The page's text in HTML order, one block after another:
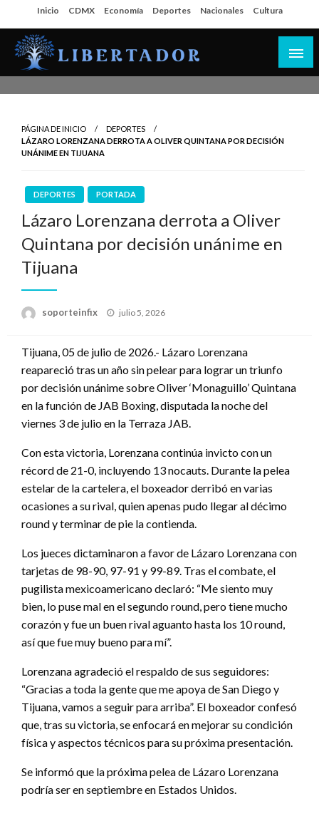
al
contenido
Inicio CDMX Economía Deportes Nacionales Cultura
PÁGINA DE INICIO
DEPORTES
LÁZARO LORENZANA DERROTA A OLIVER QUINTANA POR DECISIÓN
UNÁNIME EN TIJUANA
DEPORTES PORTADA
Lázaro Lorenzana derrota a Oliver
Quintana por decisión unánime en
Tijuana
soporteinfix
Publicado
julio 5, 2026
Tijuana, 05 de julio de 2026.- Lázaro Lorenzana
reapareció tras un año sin pelear para lograr un triunfo
por decisión unánime sobre Oliver ‘Monaguillo’ Quintana
en la función de JAB Boxing, disputada la noche del
viernes 3 de julio en la Terraza JAB.
Con esta victoria, Lorenzana continúa invicto con un
récord de 21-0, incluyendo 13 nocauts. Durante la pelea
estelar de la cartelera, el boxeador derribó en varias
ocasiones a su rival, quien apenas pudo llegar al décimo
round y terminar de pie la contienda.
Los jueces dictaminaron a favor de Lázaro Lorenzana con
tarjetas de 98-90, 97-91 y 99-89. Tras el combate, el
pugilista mexicoamericano declaró: “Me siento muy
bien, lo puse mal en el segundo round, pero tiene mucho
corazón y fue un buen rival aguanto hasta los 10 round,
así que fue muy bueno para mí”.
Lorenzana agradeció el respaldo de sus seguidores:
“Gracias a toda la gente que me apoya de San Diego y
Tijuana, vamos a seguir para arriba”. El boxeador confesó
que, tras su victoria, se enfocará en mejorar su condición
física y aspectos técnicos para su próxima presentación.
Se informó que la próxima pelea de Lázaro Lorenzana
podría ser en septiembre en Estados Unidos.